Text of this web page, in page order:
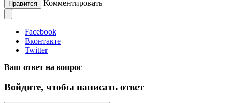
Нравится Комментировать
Facebook
Вконтакте
Twitter
Ваш ответ на вопрос
Войдите, чтобы написать ответ